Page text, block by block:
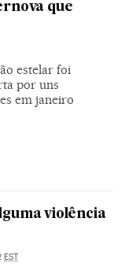
que
estelar foi
por uns
em janeiro
violência
EST